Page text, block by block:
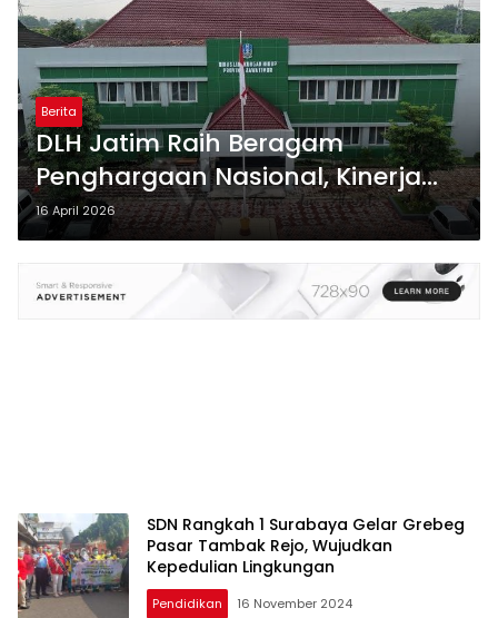
Berita
DLH Jatim Raih Beragam
Penghargaan Nasional, Kinerja
Profesional dan Transparan Tuai
Apresiasi PWI
16 April 2026
SDN Rangkah 1 Surabaya Gelar Grebeg
Pasar Tambak Rejo, Wujudkan
Kepedulian Lingkungan
Pendidikan 16 November 2024